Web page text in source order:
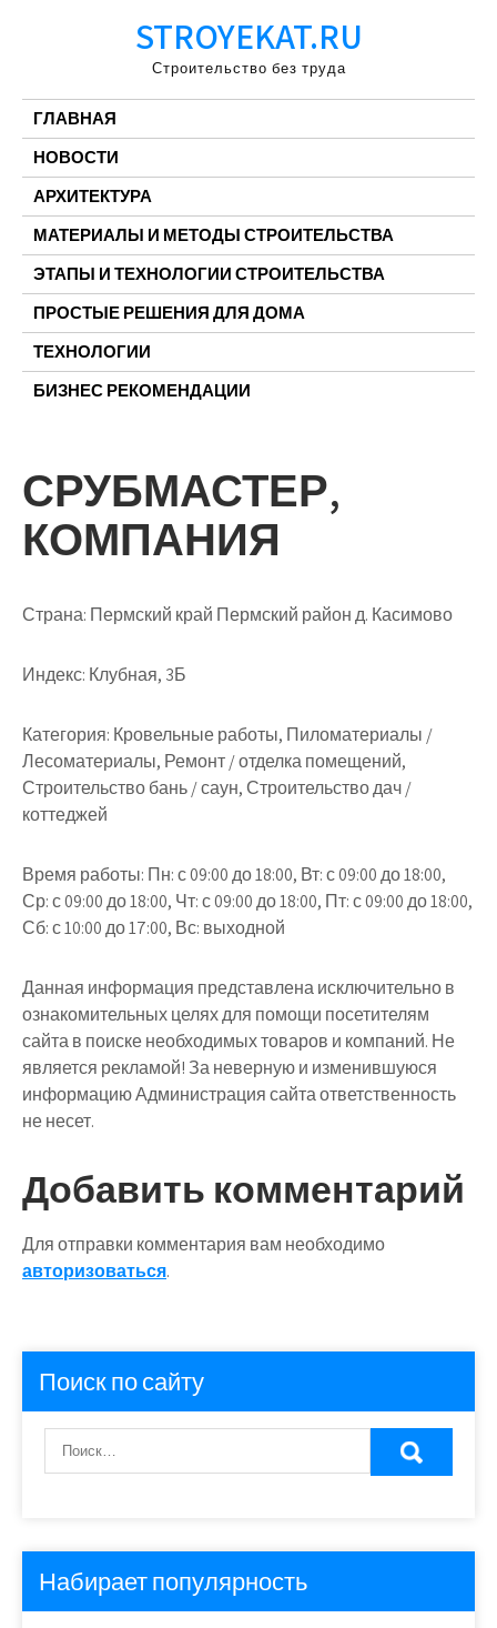
STROYEKAT.RU
Строительство без труда
ГЛАВНАЯ
НОВОСТИ
АРХИТЕКТУРА
МАТЕРИАЛЫ И МЕТОДЫ СТРОИТЕЛЬСТВА
ЭТАПЫ И ТЕХНОЛОГИИ СТРОИТЕЛЬСТВА
ПРОСТЫЕ РЕШЕНИЯ ДЛЯ ДОМА
ТЕХНОЛОГИИ
БИЗНЕС РЕКОМЕНДАЦИИ
СРУБМАСТЕР,
КОМПАНИЯ
Страна: Пермский край Пермский район д. Касимово
Индекс: Клубная, 3Б
Категория: Кровельные работы, Пиломатериалы /
Лесоматериалы, Ремонт / отделка помещений,
Строительство бань / саун, Строительство дач /
коттеджей
Время работы: Пн: с 09:00 до 18:00, Вт: с 09:00 до 18:00,
Ср: с 09:00 до 18:00, Чт: с 09:00 до 18:00, Пт: с 09:00 до 18:00,
Сб: с 10:00 до 17:00, Вс: выходной
Данная информация представлена исключительно в
ознакомительных целях для помощи посетителям
сайта в поиске необходимых товаров и компаний. Не
является рекламой! За неверную и изменившуюся
информацию Администрация сайта ответственность
не несет.
Добавить комментарий
Для отправки комментария вам необходимо
авторизоваться.
Поиск по сайту
Набирает популярность